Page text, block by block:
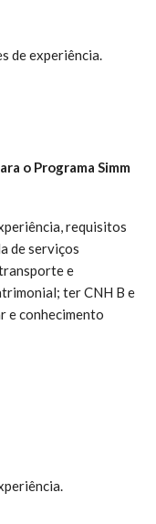
de experiência.
o Programa Simm
requisitos
de serviços
e
ter CNH B e
e conhecimento